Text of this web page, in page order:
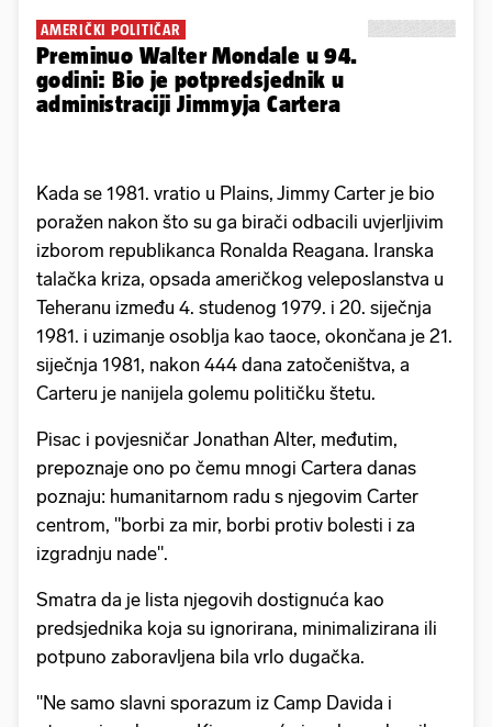
AMERIČKI POLITIČAR
Preminuo Walter Mondale u 94.
godini: Bio je potpredsjednik u
administraciji Jimmyja Cartera
Kada se 1981. vratio u Plains, Jimmy Carter je bio
poražen nakon što su ga birači odbacili uvjerljivim
izborom republikanca Ronalda Reagana. Iranska
talačka kriza, opsada američkog veleposlanstva u
Teheranu između 4. studenog 1979. i 20. siječnja
1981. i uzimanje osoblja kao taoce, okončana je 21.
siječnja 1981, nakon 444 dana zatočeništva, a
Carteru je nanijela golemu političku štetu.
Pisac i povjesničar Jonathan Alter, međutim,
prepoznaje ono po čemu mnogi Cartera danas
poznaju: humanitarnom radu s njegovim Carter
centrom, "borbi za mir, borbi protiv bolesti i za
izgradnju nade".
Smatra da je lista njegovih dostignuća kao
predsjednika koja su ignorirana, minimalizirana ili
potpuno zaboravljena bila vrlo dugačka.
"Ne samo slavni sporazum iz Camp Davida i